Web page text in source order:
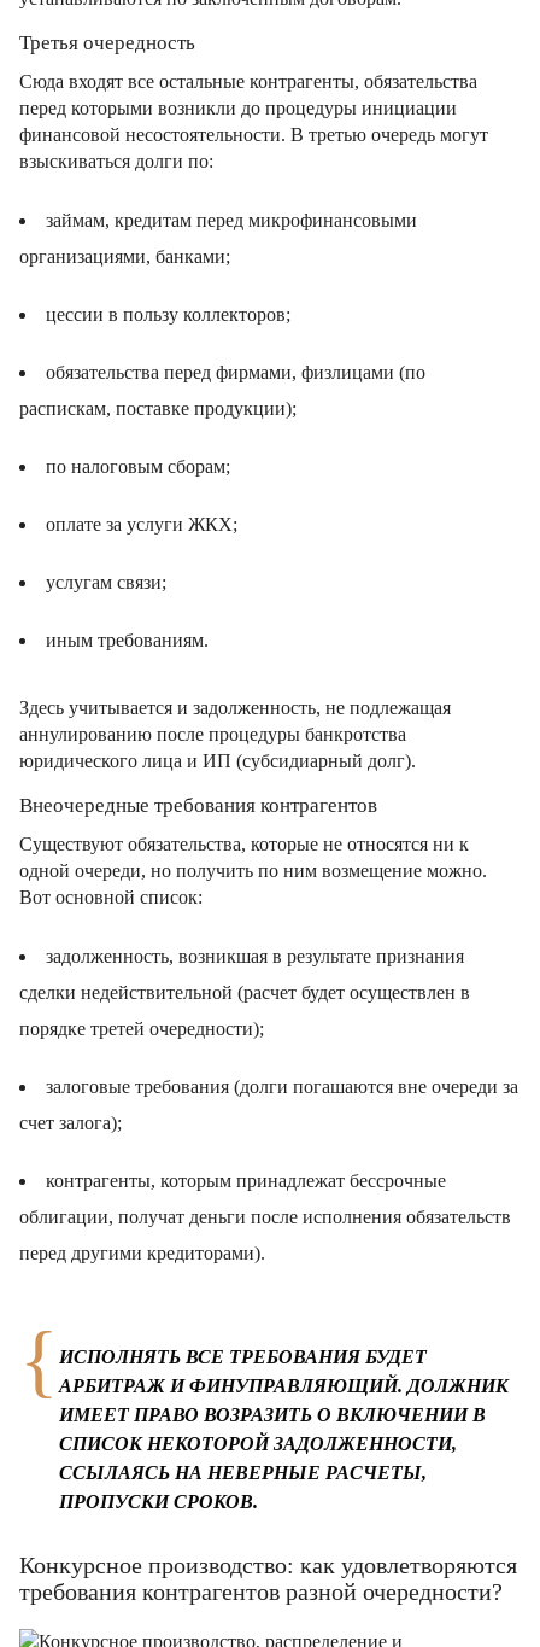
Третья очередность
Сюда входят все остальные контрагенты, обязательства
перед которыми возникли до процедуры инициации
финансовой несостоятельности. В третью очередь могут
взыскиваться долги по:
займам, кредитам перед микрофинансовыми
организациями, банками;
цессии в пользу коллекторов;
обязательства перед фирмами, физлицами (по
распискам, поставке продукции);
по налоговым сборам;
оплате за услуги ЖКХ;
услугам связи;
иным требованиям.
Здесь учитывается и задолженность, не подлежащая
аннулированию после процедуры банкротства
юридического лица и ИП (субсидиарный долг).
Внеочередные требования контрагентов
Существуют обязательства, которые не относятся ни к
одной очереди, но получить по ним возмещение можно.
Вот основной список:
задолженность, возникшая в результате признания
сделки недействительной (расчет будет осуществлен в
порядке третей очередности);
залоговые требования (долги погашаются вне очереди за
счет залога);
контрагенты, которым принадлежат бессрочные
облигации, получат деньги после исполнения обязательств
перед другими кредиторами).
ИСПОЛНЯТЬ ВСЕ ТРЕБОВАНИЯ БУДЕТ
АРБИТРАЖ И ФИНУПРАВЛЯЮЩИЙ. ДОЛЖНИК
ИМЕЕТ ПРАВО ВОЗРАЗИТЬ О ВКЛЮЧЕНИИ В
СПИСОК НЕКОТОРОЙ ЗАДОЛЖЕННОСТИ,
ССЫЛАЯСЬ НА НЕВЕРНЫЕ РАСЧЕТЫ,
ПРОПУСКИ СРОКОВ.
Конкурсное производство: как удовлетворяются
требования контрагентов разной очередности?